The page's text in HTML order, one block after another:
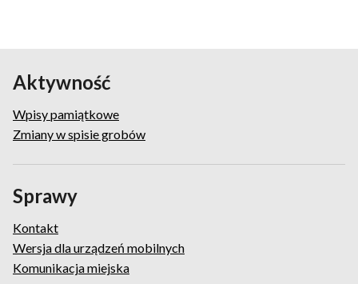
Aktywność
Wpisy pamiątkowe
Zmiany w spisie grobów
Sprawy
Kontakt
Wersja dla urządzeń mobilnych
Komunikacja miejska